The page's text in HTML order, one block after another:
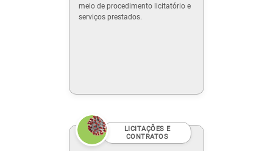
meio de procedimento licitatório e
serviços prestados.
LICITAÇÕES E
CONTRATOS